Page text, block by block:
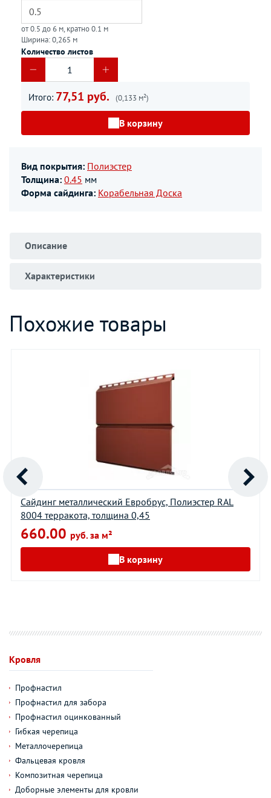
от 0.5 до 6 м, кратно 0.1 м
Ширина: 0,265 м
Количество листов
Итого: 77,51 руб. (0,133 м²)
В корзину
Вид покрытия: Полиэстер
Толщина: 0.45 мм
Форма сайдинга: Корабельная Доска
Описание
Характеристики
Похожие товары
Сайдинг металлический Евробрус, Полиэстер RAL
8004 терракота, толщина 0,45
660.00 руб. за м²
В корзину
Кровля
Профнастил
Профнастил для забора
Профнастил оцинкованный
Гибкая черепица
Металлочерепица
Фальцевая кровля
Композитная черепица
Доборные элементы для кровли